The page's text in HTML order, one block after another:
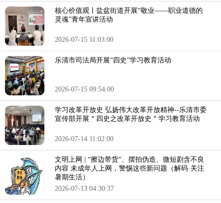
核心价值观丨盐盆街道开展“敬业——职业道德的
灵魂”青年宣讲活动
2026-07-15 11:03:00
乐清市司法局开展“四史”学习教育活动
2026-07-15 09:54:00
学习改革开放史 弘扬伟大改革开放精神--乐清市委
宣传部开展＂四史之改革开放史＂学习教育活动
2026-07-14 11:02:00
文明上网 | “擦边带货”、摆拍伪造、微短剧含不良
内容 未成年人上网，警惕这些新问题（解码·关注
暑期生活）
2026-07-13 04:30:37